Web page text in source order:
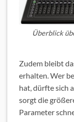
Überblick
Zudem bleibt
erhalten. Wer
hat, dürfte sich
sorgt die
Parameter